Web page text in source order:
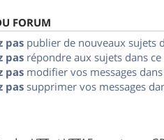
FORUM
pas publier de nouveaux sujets
pas répondre aux sujets dans
pas modifier vos messages
passupprimer vos messages